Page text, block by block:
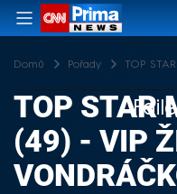
Domů Pořady TOP
TOP STAR
(49) - VIP